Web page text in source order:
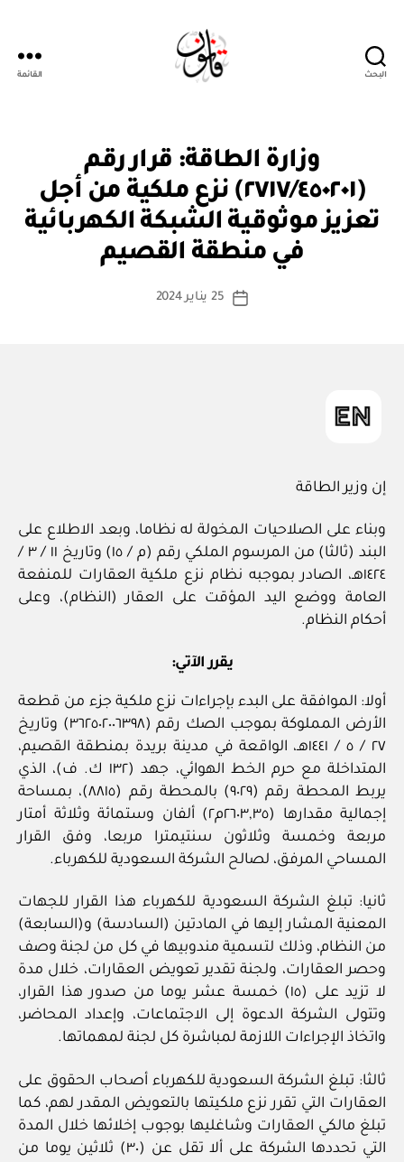
البحث القائمة
وزارة الطاقة: قرار رقم
(٢٧١٧/٤٥٠٢٠١) نزع ملكية من أجل
تعزيز موثوقية الشبكة الكهربائية
في منطقة القصيم
كاتب
بو
ا
س
ة
تاريخ
25 يناير 2024
إن وزير الطاقة
وبناء على الصلاحيات المخولة له نظاما، وبعد الاطلاع على
البند (ثالثا) من المرسوم الملكي رقم (م / ١٥) وتاريخ ١١ / ٣ /
١٤٢٤هـ، الصادر بموجبه نظام نزع ملكية العقارات للمنفعة
العامة ووضع اليد المؤقت على العقار (النظام)، وعلى
أحكام النظام.
يقرر الآتي:
أولا: الموافقة على البدء بإجراءات نزع ملكية جزء من قطعة
الأرض المملوكة بموجب الصك رقم (٣٦٢٥٠٢٠٠٦٣٩٨) وتاريخ
٢٧ / ٥ / ١٤٤١هـ، الواقعة في مدينة بريدة بمنطقة القصيم،
المتداخلة مع حرم الخط الهوائي، جهد (١٣٢ ك. ف)، الذي
يربط المحطة رقم (٩٠٢٩) بالمحطة رقم (٨٨١٥)، بمساحة
إجمالية مقدارها (٢٦٠٣,٣٥م٢) ألفان وستمائة وثلاثة أمتار
مربعة وخمسة وثلاثون سنتيمترا مربعا، وفق القرار
المساحي المرفق، لصالح الشركة السعودية للكهرباء.
ثانيا: تبلغ الشركة السعودية للكهرباء هذا القرار للجهات
المعنية المشار إليها في المادتين (السادسة) و(السابعة)
من النظام، وذلك لتسمية مندوبيها في كل من لجنة وصف
وحصر العقارات، ولجنة تقدير تعويض العقارات، خلال مدة
لا تزيد على (١٥) خمسة عشر يوما من صدور هذا القرار،
وتتولى الشركة الدعوة إلى الاجتماعات، وإعداد المحاضر،
واتخاذ الإجراءات اللازمة لمباشرة كل لجنة لمهماتها.
ثالثا: تبلغ الشركة السعودية للكهرباء أصحاب الحقوق على
العقارات التي تقرر نزع ملكيتها بالتعويض المقدر لهم، كما
تبلغ مالكي العقارات وشاغليها بوجوب إخلائها خلال المدة
التي تحددها الشركة على ألا تقل عن (٣٠) ثلاثين يوما من